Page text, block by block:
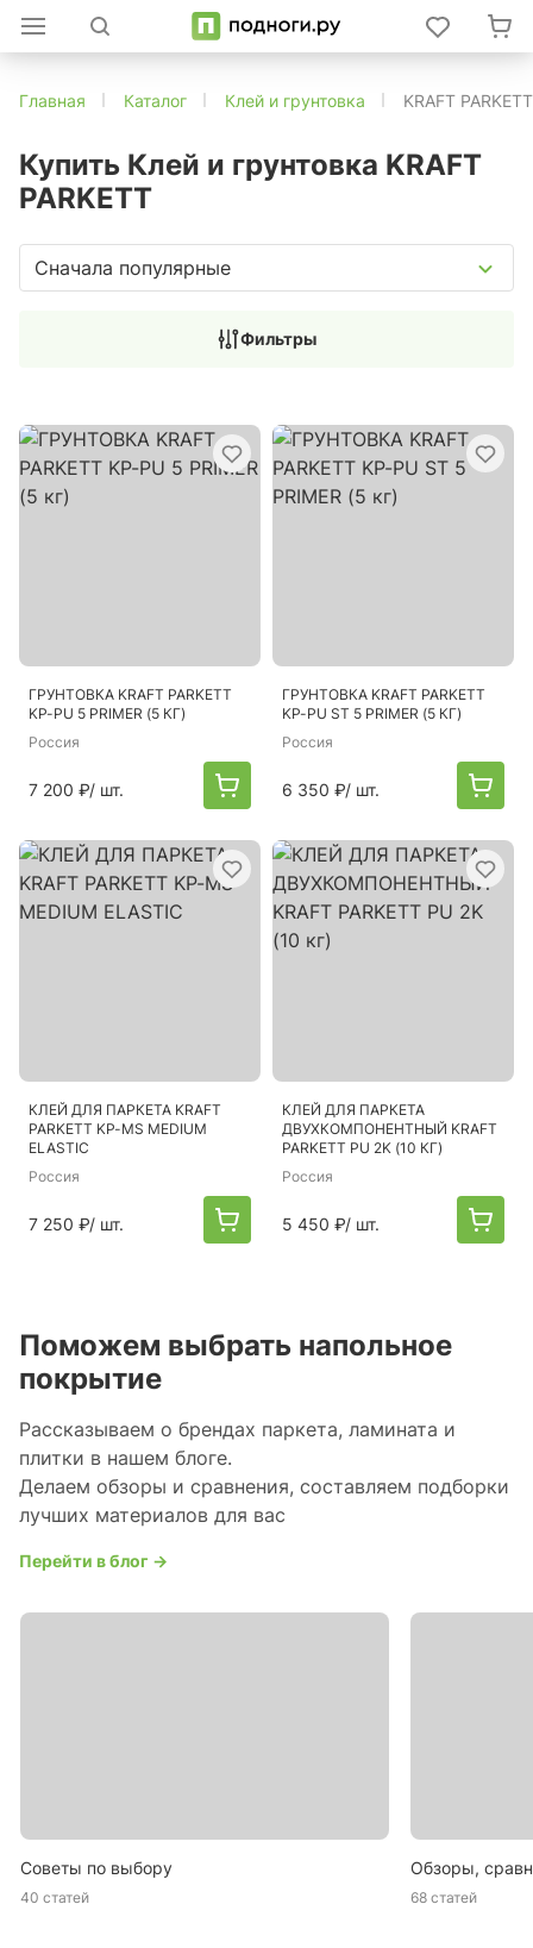
Главная Каталог Клей и грунтовка KRAFT PARKETT
Купить Клей и грунтовка KRAFT
PARKETT
Сначала популярные
Фильтры
ГРУНТОВКА KRAFT PARKETT
KP-PU 5 PRIMER (5 КГ)
Россия
7 200 ₽/ шт.
ГРУНТОВКА KRAFT PARKETT
KP-PU ST 5 PRIMER (5 КГ)
Россия
6 350 ₽/ шт.
КЛЕЙ ДЛЯ ПАРКЕТА KRAFT
PARKETT KP-MS MEDIUM
ELASTIC
Россия
7 250 ₽/ шт.
КЛЕЙ ДЛЯ ПАРКЕТА
ДВУХКОМПОНЕНТНЫЙ KRAFT
PARKETT PU 2K (10 КГ)
Россия
5 450 ₽/ шт.
Поможем выбрать напольное
покрытие
Рассказываем о брендах паркета, ламината и
плитки в нашем блоге.
Делаем обзоры и сравнения, составляем подборки
лучших материалов для вас
Перейти в блог →
Советы по выбору
40 статей
Обзоры,
68 статей